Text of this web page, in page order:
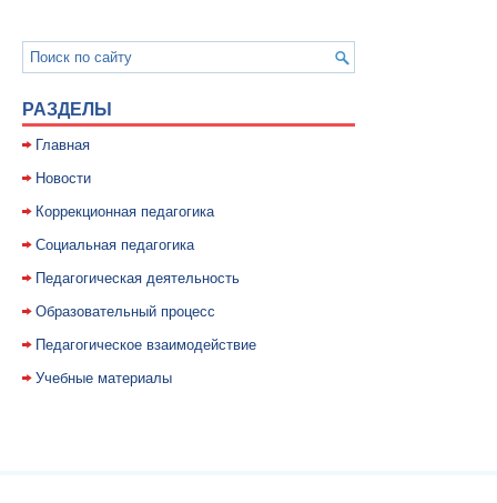
РАЗДЕЛЫ
Главная
Новости
Коррекционная педагогика
Социальная педагогика
Педагогическая деятельность
Образовательный процесс
Педагогическое взаимодействие
Учебные материалы